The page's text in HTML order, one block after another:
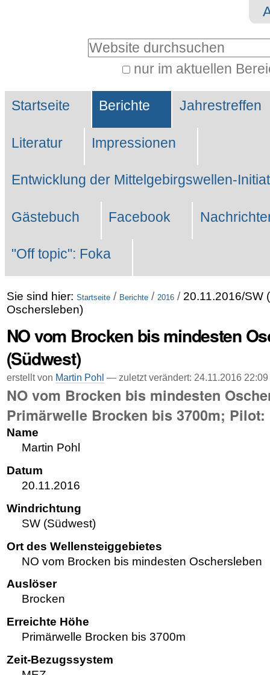
Direkt
zur
Navigation
Website durchsuchen
nur im aktuellen
Suche…
Sektionen
Startseite Berichte Jahrestreffen
Literatur Impressionen
Entwicklung der Mittelgebirgswellen-
Gästebuch Facebook
"Off topic": Foka
Sie sind hier: Startseite / Berichte / 2016 / 20.11.2016/SW
Oschersleben)
NO vom Brocken bis mindesten
(Südwest)
erstellt von Martin Pohl — zuletzt verändert: 24.11.2016 22:09
NO vom Brocken bis mindesten
Primärwelle Brocken bis 3700m;
Name
Martin Pohl
Datum
20.11.2016
Windrichtung
SW (Südwest)
Ort des Wellensteiggebietes
NO vom Brocken bis mindesten Oschersleben
Auslöser
Brocken
Erreichte Höhe
Primärwelle Brocken bis 3700m
Zeit-Bezugssystem